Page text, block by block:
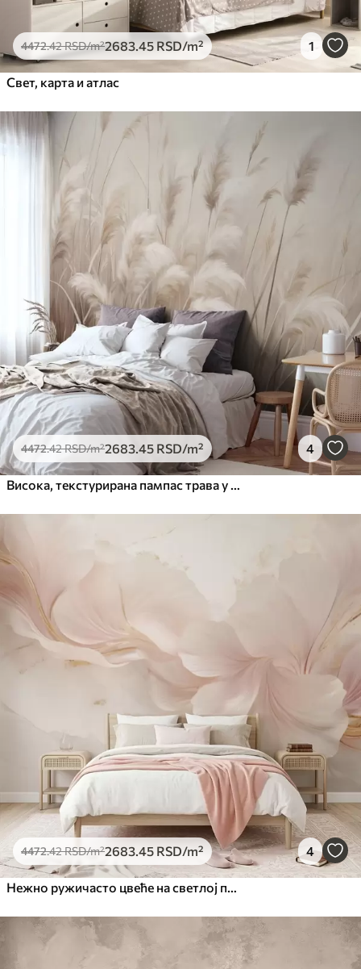
4472.42RSD/m²2683 .45 RSD/m² 1
Свет, карта и атлас
4472.42RSD/m²2683 .45 RSD/m² 4
4472.42RSD/m²2683 .45 RSD/m² 4